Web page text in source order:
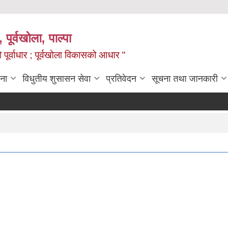
पाल्पा
; पूर्वखोला विकासको आधार "
विधुतीय शुसासन सेवा प्रतिवेदन सूचना तथा जानकारी